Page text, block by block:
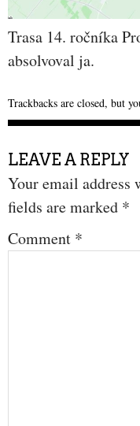
Trasa 14. ročníka
absolvoval ja.
Trackbacks are closed, but
LEAVE A REPLY
Your email address
fields are marked *
Comment *